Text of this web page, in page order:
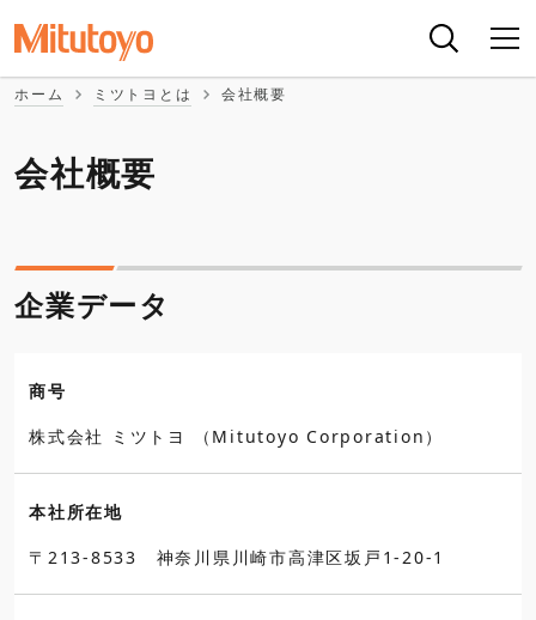
ホーム ミツトヨとは 会社概要
会社概要
企業データ
商号
株式会社 ミツトヨ （Mitutoyo Corporation）
本社所在地
〒213-8533 神奈川県川崎市高津区坂戸1-20-1